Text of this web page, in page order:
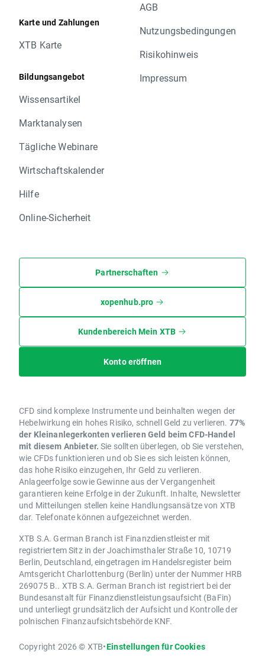
Karte und Zahlungen
XTB Karte
Bildungsangebot
Wissensartikel
Marktanalysen
Tägliche Webinare
Wirtschaftskalender
Hilfe
Online-Sicherheit
AGB
Nutzungsbedingungen
Risikohinweis
Impressum
Partnerschaften
xopenhub.pro
Kundenbereich Mein XTB
Konto eröffnen
CFD sind komplexe Instrumente und beinhalten wegen der
Hebelwirkung ein hohes Risiko, schnell Geld zu verlieren. 77%
der Kleinanlegerkonten verlieren Geld beim CFD-Handel
mit diesem Anbieter. Sie sollten überlegen, ob Sie verstehen,
wie CFDs funktionieren und ob Sie es sich leisten können,
das hohe Risiko einzugehen, Ihr Geld zu verlieren.
Anlageerfolge sowie Gewinne aus der Vergangenheit
garantieren keine Erfolge in der Zukunft. Inhalte, Newsletter
und Mitteilungen stellen keine Handlungsansätze von XTB
dar. Telefonate können aufgezeichnet werden.
XTB S.A. German Branch ist Finanzdienstleister mit
registriertem Sitz in der Joachimsthaler Straße 10, 10719
Berlin, Deutschland, eingetragen im Handelsregister beim
Amtsgericht Charlottenburg (Berlin) unter der Nummer HRB
269075 B.. XTB S.A. German Branch ist registriert bei der
Bundesanstalt für Finanzdienstleistungsaufsicht (BaFin)
und unterliegt grundsätzlich der Aufsicht und Kontrolle der
polnischen Finanzaufsichtsbehörde KNF.
Copyright 2026 © XTB•Einstellungen für Cookies